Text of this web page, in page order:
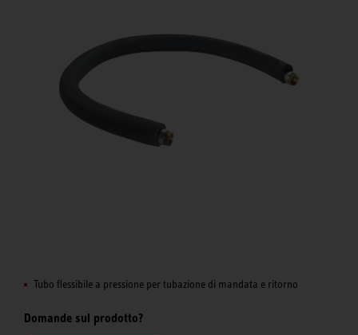
Tubo flessibile a pressione per tubazione di mandata e ritorno
Domande sul prodotto?